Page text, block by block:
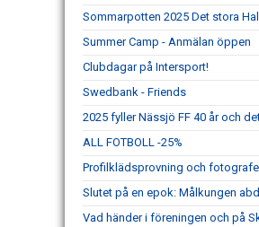
Sommarpotten 2025 Det stora
Summer Camp - Anmälan öppen
Clubdagar på Intersport!
Swedbank - Friends
2025 fyller Nässjö FF 40 år och
ALL FOTBOLL -25%
Profilklädsprovning och
Slutet på en epok: Målkungen
Vad händer i föreningen och på